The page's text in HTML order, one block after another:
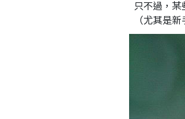
只不過，
（尤其是